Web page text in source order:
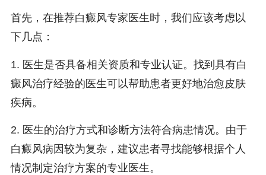
首先，在推荐白癜风专家医生时，我们应该考虑以
下几点：
1. 医生是否具备相关资质和专业认证。找到具有白
癜风治疗经验的医生可以帮助患者更好地治愈皮肤
疾病。
2. 医生的治疗方式和诊断方法符合病患情况。由于
白癜风病因较为复杂，建议患者寻找能够根据个人
情况制定治疗方案的专业医生。